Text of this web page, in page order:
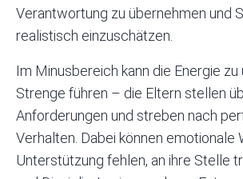
Verantwortung zu übernehmen und
realistisch einzuschätzen.
Im Minusbereich kann die Energie
Strenge führen – die Eltern stellen
Anforderungen und streben nach
Verhalten. Dabei können emotionale
Unterstützung fehlen, an ihre Stelle